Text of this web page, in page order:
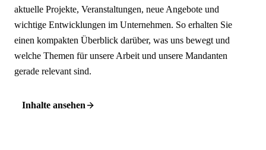
aktuelle Projekte, Veranstaltungen, neue Angebote und
wichtige Entwicklungen im Unternehmen. So erhalten Sie
einen kompakten Überblick darüber, was uns bewegt und
welche Themen für unsere Arbeit und unsere Mandanten
gerade relevant sind.
Inhalte ansehen